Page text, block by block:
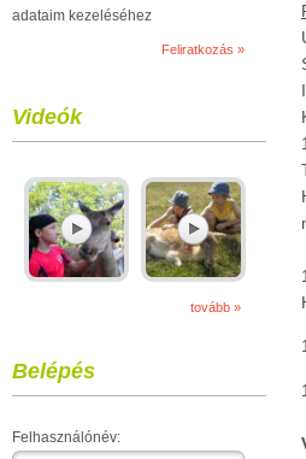
adataim kezeléséhez
Videók
tovább »
Belépés
Felhasználónév: